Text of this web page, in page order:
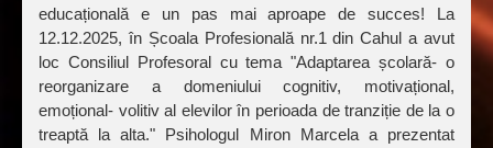
educațională e un pas mai aproape de succes! La
12.12.2025, în Școala Profesională nr.1 din Cahul a avut
loc Consiliul Profesoral cu tema "Adaptarea școlară- o
reorganizare a domeniului cognitiv, motivațional,
emoțional- volitiv al elevilor în perioada de tranziție de la o
treaptă la alta." Psihologul Miron Marcela a prezentat